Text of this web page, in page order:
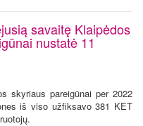
savaitę Klaipėdos
nustatė 11
skyriaus pareigūnai per 2022
iš viso užfiksavo 381 KET